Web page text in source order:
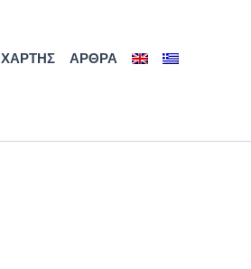
ΧΑΡΤΗΣ ΑΡΘΡΑ